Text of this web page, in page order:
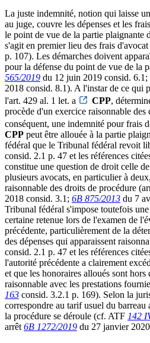
La juste indemnité, notion qui laisse
au juge, couvre les dépenses et les
le point de vue de la partie plaignante
s'agit en premier lieu des frais
p. 107). Les démarches doivent
pour la défense du point de vue de la
565/2019 du 12 juin 2019 consid. 6.1;
2018 consid. 8.1). A l'instar de ce qui
l'art. 429 al. 1 let. a
CPP,
procède d'un exercice raisonnable
conséquent, une indemnité pour frais
CPP peut être allouée à la partie
fédéral que le Tribunal fédéral revoit
consid. 2.1 p. 47 et les références
constitue une question de droit celle
plusieurs avocats, en particulier à
raisonnable des droits de procédure
2018 consid. 3.1; 6B 875/2013 du 7
Tribunal fédéral s'impose toutefois une
certaine retenue lors de l'examen de
précédente, particulièrement de la
des dépenses qui apparaissent
consid. 2.1 p. 47 et les références
l'autorité précédente a clairement
et que les honoraires alloués sont
raisonnable avec les prestations
163 consid. 3.2.1 p. 169). Selon la
correspondre au tarif usuel du barreau
la procédure se déroule (cf. ATF 142
arrêt 6B 1272/2019 du 27 janvier